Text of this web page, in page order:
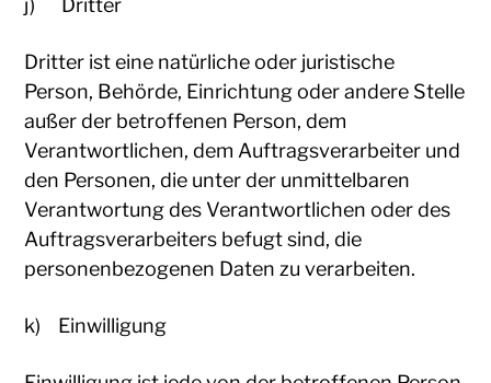
j) Dritter
Dritter ist eine natürliche oder juristische
Person, Behörde, Einrichtung oder andere Stelle
außer der betroffenen Person, dem
Verantwortlichen, dem Auftragsverarbeiter und
den Personen, die unter der unmittelbaren
Verantwortung des Verantwortlichen oder des
Auftragsverarbeiters befugt sind, die
personenbezogenen Daten zu verarbeiten.
k) Einwilligung